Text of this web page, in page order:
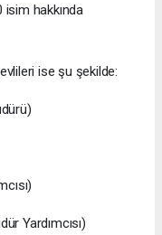
isim hakkında
ise şu şekilde:
Yardımcısı)